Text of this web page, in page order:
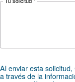
CONOZCA